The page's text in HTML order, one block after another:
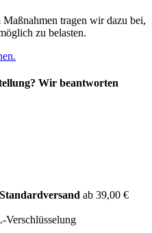
tragen wir dazu bei,
zu belasten.
Wir beantworten
ab 39,00 €
Verschlüsselung